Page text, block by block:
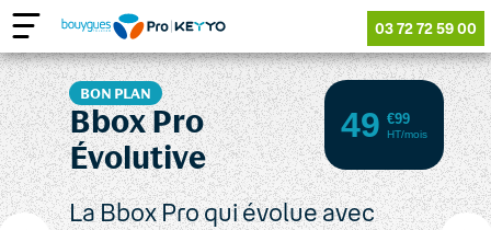
03 72 72 59 00
Bbox Pro
Évolutive
BON PLAN
La Bbox Pro qui évolue avec
49 €99
HT/mois